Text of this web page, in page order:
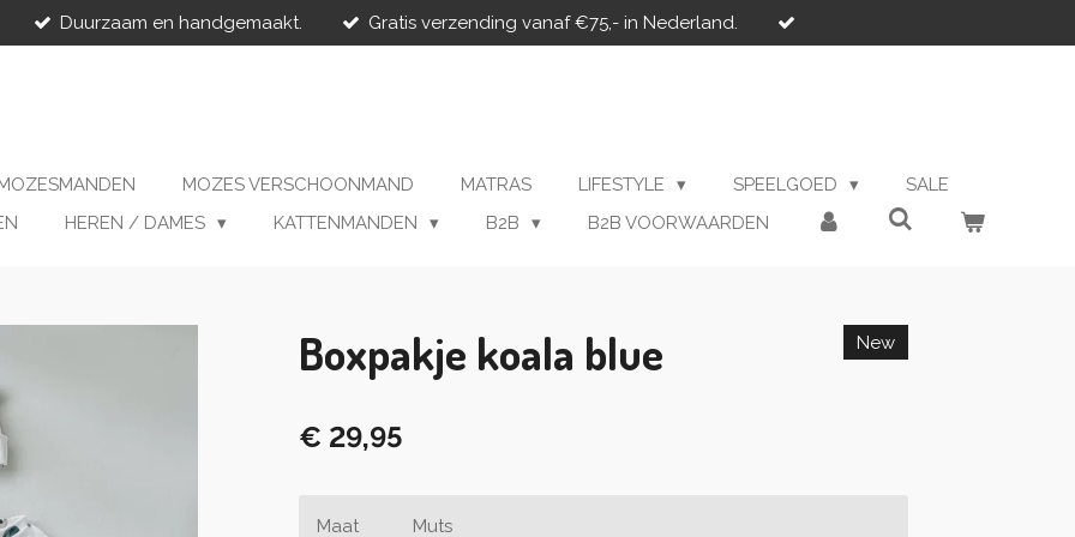
Duurzaam en handgemaakt. Gratis verzending vanaf €75,- in Nederland.
MOZES VERSCHOONMAND MATRAS LIFESTYLE SPEELGOED
SALE
HEREN / DAMES KATTENMANDEN B2B B2B VOORWAARDEN
Boxpakje koala blue New
€ 29,95
Maat Muts